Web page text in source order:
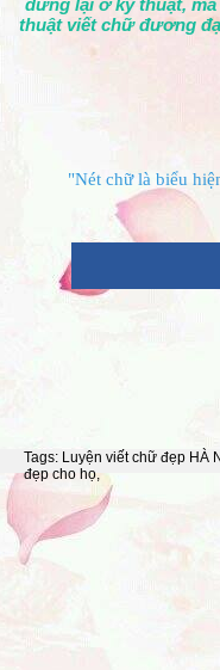
dừng lại ở kỹ thuật,
thuật viết chữ đương
"Nét chữ là biểu
Tags: Luyện viết chữ đẹp HÀ
đẹp cho họ,